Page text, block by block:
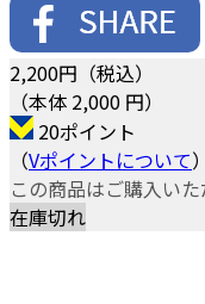
2,200円（税込）
（本体 2,000 円）
20ポイント
（Vポイントについて）
この商品はご購入い
在庫切れ